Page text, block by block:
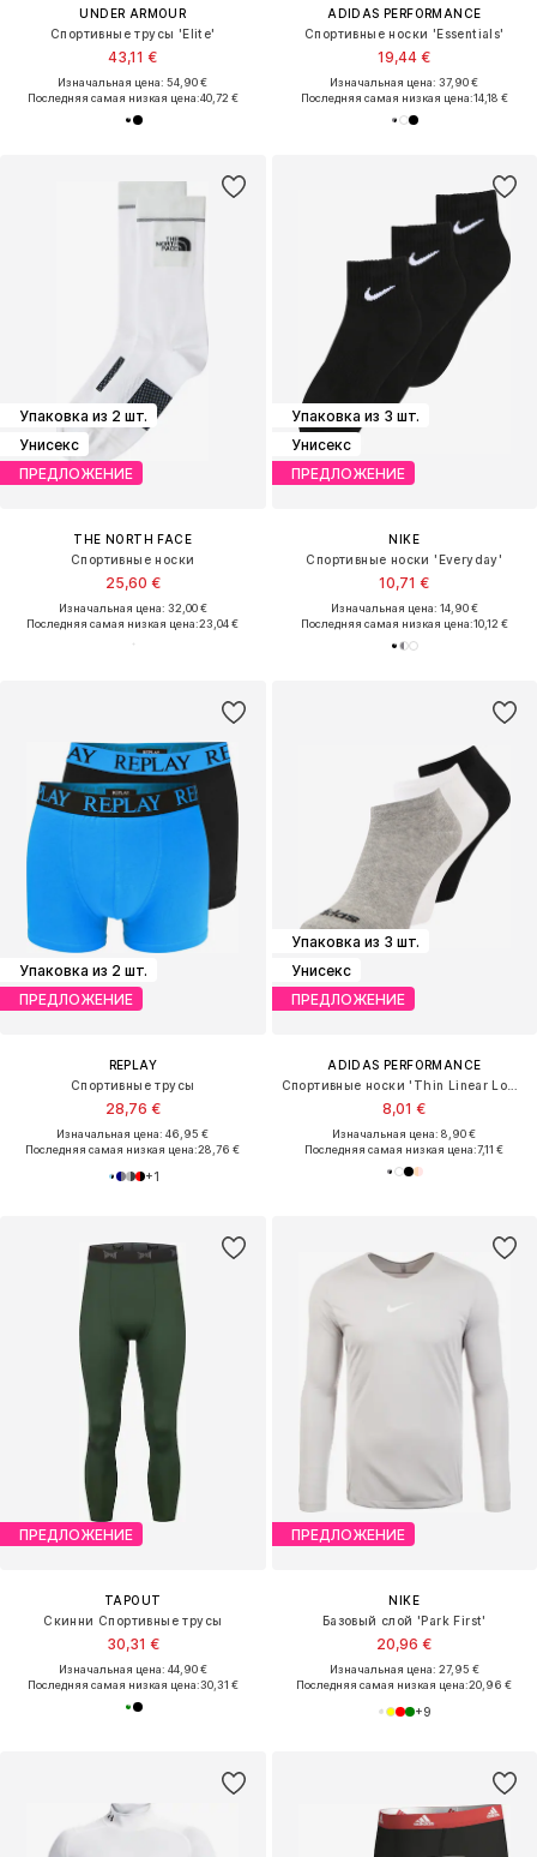
UNDER ARMOUR
Спортивные трусы 'Elite'
43,11 €
Изначальная цена: 54,90 €
Последняя самая низкая цена:40,72 €
ADIDAS PERFORMANCE
Спортивные носки 'Essentials'
19,44 €
Изначальная цена: 37,90 €
Последняя самая низкая цена:14,18 €
Упаковка из 2 шт.
Унисекс
ПРЕДЛОЖЕНИЕ
THE NORTH FACE
Спортивные носки
25,60 €
Изначальная цена: 32,00 €
Последняя самая низкая цена:23,04 €
Упаковка из 3 шт.
Унисекс
ПРЕДЛОЖЕНИЕ
NIKE
Спортивные носки 'Everyday'
10,71 €
Изначальная цена: 14,90 €
Последняя самая низкая цена:10,12 €
Упаковка из 2 шт.
ПРЕДЛОЖЕНИЕ
REPLAY
Спортивные трусы
28,76 €
Изначальная цена: 46,95 €
Последняя самая низкая цена:28,76 €
+1
Упаковка из 3 шт.
Унисекс
ПРЕДЛОЖЕНИЕ
ADIDAS PERFORMANCE
8,01 €
Изначальная цена: 8,90 €
Последняя самая низкая цена:7,11 €
ПРЕДЛОЖЕНИЕ
TAPOUT
Скинни Спортивные трусы
30,31 €
Изначальная цена: 44,90 €
Последняя самая низкая цена:30,31 €
ПРЕДЛОЖЕНИЕ
NIKE
Базовый слой 'Park First'
20,96 €
Изначальная цена: 27,95 €
Последняя самая низкая цена:20,96 €
+9